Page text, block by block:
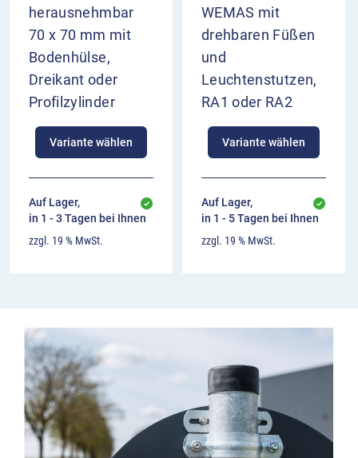
herausnehmbar
70 x 70 mm mit
Bodenhülse,
Dreikant oder
Profilzylinder
Variante wählen
Auf Lager,
in 1 - 3 Tagen bei Ihnen
zzgl. 19 % MwSt.
WEMAS mit
drehbaren Füßen
und
Leuchtenstutzen,
RA1 oder RA2
Variante wählen
Auf Lager,
in 1 - 5 Tagen bei Ihnen
zzgl. 19 % MwSt.